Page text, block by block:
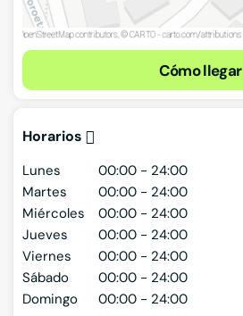
Cómo llegar
Horarios
Lunes
00:00 - 24:00
Martes
00:00 - 24:00
Miércoles
00:00 - 24:00
Jueves
00:00 - 24:00
Viernes
00:00 - 24:00
Sábado
00:00 - 24:00
Domingo
00:00 - 24:00